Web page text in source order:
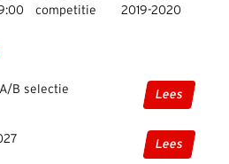
competitie 2019-2020
B selectie Lees
Lees